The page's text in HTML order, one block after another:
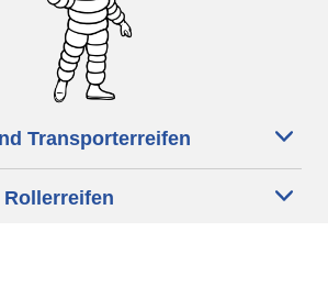
Transporterreifen